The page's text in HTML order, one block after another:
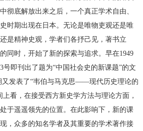
彻底解放出来之后，一个真正学术自由、
时期出现在日本。无论是唯物吏观还是唯
是精神史观，学者们各抒己见，著书立
同时，开始了新的探索与追求。早在1949
号即刊出了题为“中国社会史的新课题”的文
又发表了“韦伯与马克思——现代历史理论的
看，在接受西方新史学方法与理论方面，
于遥遥领先的位置。在此影响下，新的课
，众多的知名学者及其重要的学术著作接